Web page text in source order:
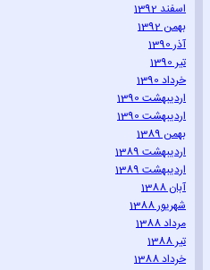
اسفند 1392
بهمن 1392
آذر 1390
تیر 1390
خرداد 1390
اردیبهشت 1390
اردیبهشت 1390
بهمن 1389
اردیبهشت 1389
اردیبهشت 1389
آبان 1388
شهریور 1388
مرداد 1388
تیر 1388
خرداد 1388